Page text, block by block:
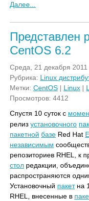
Далее...
Представлен
CentOS 6.2
Среда, 21 декабря 2011
Рубрика: Linux
Метки: CentOS | Linux |
Просмотров: 4412
Спустя 10 суток с
релиз установочного
пакетной базе Red Hat
независимым
репозиториев RHEL, к
стол редакции,
распространяются
Установочный пакетна
RHEL, внесенные в